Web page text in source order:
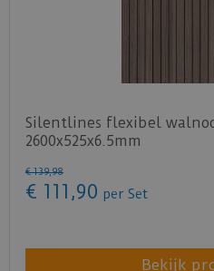
Silentlines flexibel
2600x525x6.5mm
€ 139,98
€ 111 ,90 per Set
Bekijk